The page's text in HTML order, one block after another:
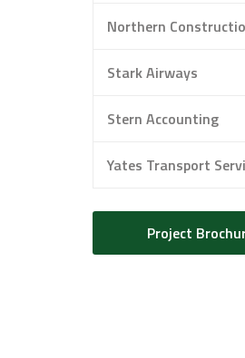
Northern
Stark Airways
Stern Accounting
Yates Transport
Project